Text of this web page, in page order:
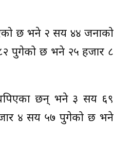
छ भने २ सय ४४ जनाको
पुगेको छ भने २५ हजार ८
थपिएका छन् भने ३ सय ६९
४ सय ५७ पुगेको छ भने